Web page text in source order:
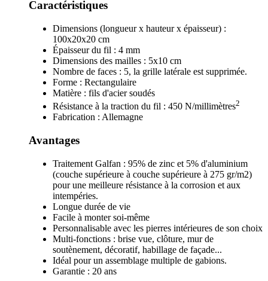
Caractéristiques
Dimensions (longueur x hauteur x épaisseur) :
100x20x20 cm
Épaisseur du fil : 4 mm
Dimensions des mailles : 5x10 cm
Nombre de faces : 5, la grille latérale est supprimée.
Forme : Rectangulaire
Matière : fils d'acier soudés
Résistance à la traction du fil : 450 N/millimètres2
Fabrication : Allemagne
Avantages
Traitement Galfan : 95% de zinc et 5% d'aluminium
(couche supérieure à couche supérieure à 275 gr/m2)
pour une meilleure résistance à la corrosion et aux
intempéries.
Longue durée de vie
Facile à monter soi-même
Personnalisable avec les pierres intérieures de son choix
Multi-fonctions : brise vue, clôture, mur de
soutènement, décoratif, habillage de façade...
Idéal pour un assemblage multiple de gabions.
Garantie : 20 ans